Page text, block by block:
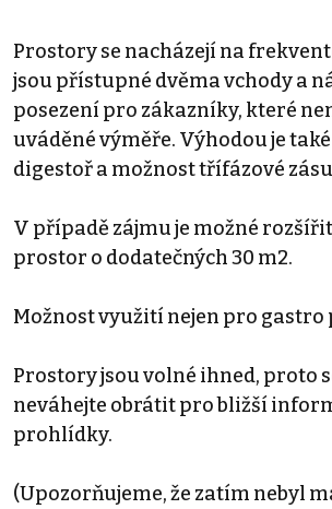
Prostory se nacházejí na
jsou přístupné dvěma vchody a
posezení pro zákazníky, které
uváděné výměře. Výhodou je
digestoř a možnost třífázové
V případě zájmu je možné
prostor o dodatečných 30 m2.
Možnost využití nejen pro gastro
Prostory jsou volné ihned, proto
neváhejte obrátit pro bližší
prohlídky.
(Upozorňujeme, že zatím nebyl